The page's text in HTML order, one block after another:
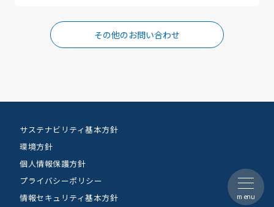
その他のお問い合わせ
サステナビリティ基本方針
環境方針
個人情報保護方針
プライバシーポリシー
情報セキュリティ基本方針
menu